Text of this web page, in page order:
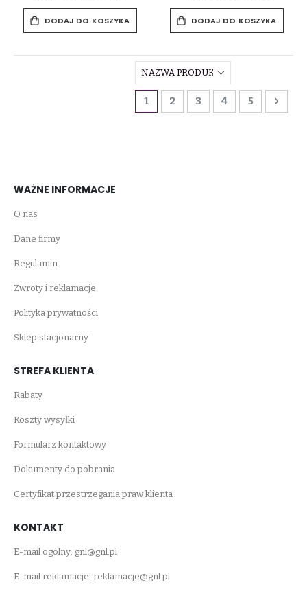
DODAJ DO KOSZYKA DODAJ DO KOSZYKA
Strona
Aktualnie czytasz stronę
1 Strona
2 Strona
3 Strona
4 Strona
5 Dalej
WAŻNE INFORMACJE
O nas
Dane firmy
Regulamin
Zwroty i reklamacje
Polityka prywatności
Sklep stacjonarny
STREFA KLIENTA
Rabaty
Koszty wysyłki
Formularz kontaktowy
Dokumenty do pobrania
Certyfikat przestrzegania praw klienta
KONTAKT
E-mail ogólny: gnl@gnl.pl
E-mail reklamacje: reklamacje@gnl.pl